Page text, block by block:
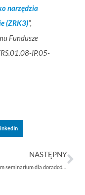
narzędzia
(ZRK3)”,
Fundusze
IP.05-
NASTĘPNY
Po kolejnym seminarium dla doradców zawodowych pt. „Zintegrowany System Kwalifikacji – aktualizacja wiedzy w kontekście zmiany Ustawy o ZSK”